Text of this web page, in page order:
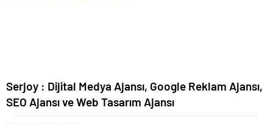
Serjoy : Dijital Medya Ajansı, Google Reklam Ajansı,
SEO Ajansı ve Web Tasarım Ajansı